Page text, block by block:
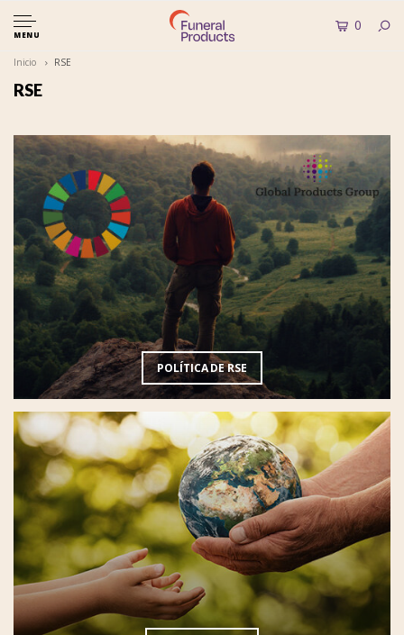
MENU
0
Inicio RSE
RSE
POLÍTICA DE RSE